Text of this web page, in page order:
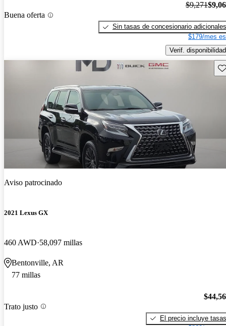
Buena oferta
$9,271
Sin tasas de concesionario adicionales
$179/mes
Verif. disponibilidad
Aviso patrocinado
2021 Lexus GX
460 AWD 58,097 millas
Bentonville, AR
77 millas
Trato justo
El precio incluye tasas